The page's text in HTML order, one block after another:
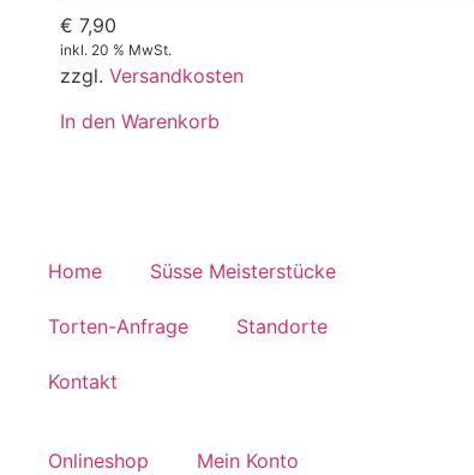
€ 7,90
inkl. 20 % MwSt.
zzgl. Versandkosten
In den Warenkorb
Home Süsse Meisterstücke
Torten-Anfrage Standorte
Kontakt
Onlineshop Mein Konto